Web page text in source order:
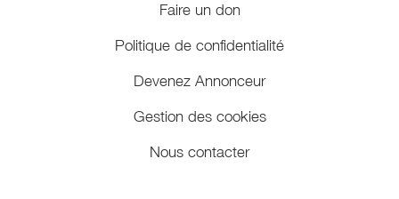
Faire un don
Politique de confidentialité
Devenez Annonceur
Gestion des cookies
Nous contacter